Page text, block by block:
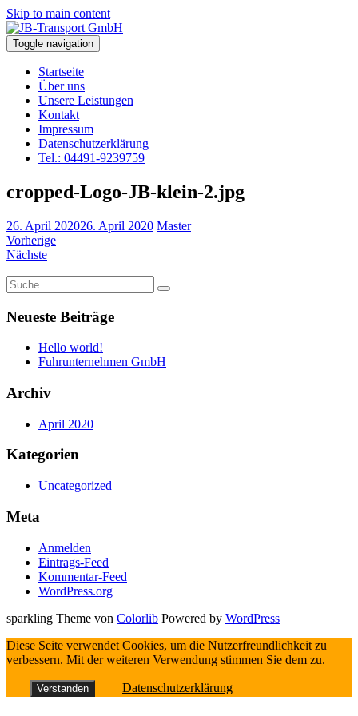
Skip to main content
Toggle navigation
Startseite
Über uns
Unsere Leistungen
Kontakt
Impressum
Datenschutzerklärung
Tel.: 04491-9239759
cropped-Logo-JB-klein-2.jpg
26. April 202026. April 2020 Master
Vorherige
Nächste
Suche
nach:
Neueste Beiträge
Hello world!
Fuhrunternehmen GmbH
Archiv
April 2020
Kategorien
Uncategorized
Meta
Anmelden
Eintrags-Feed
Kommentar-Feed
WordPress.org
sparkling Theme von Colorlib Powered by WordPress
Diese Seite verwendet Cookies, um die Nutzerfreundlichkeit zu
verbessern. Mit der weiteren Verwendung stimmen Sie dem zu.
Verstanden Datenschutzerklärung